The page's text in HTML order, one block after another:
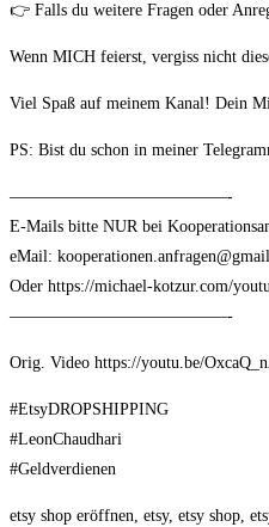
👉 Falls du weitere Fragen oder
Wenn MICH feierst, vergiss nicht
Viel Spaß auf meinem Kanal! Dein
PS: Bist du schon in meiner
—————————————-
E-Mails bitte NUR bei
eMail:
Oder https://michael-kotzur.com/
—————————————-
Orig. Video https://youtu.be/
#EtsyDROPSHIPPING
#LeonChaudhari
#Geldverdienen
etsy shop eröffnen, etsy, etsy shop,